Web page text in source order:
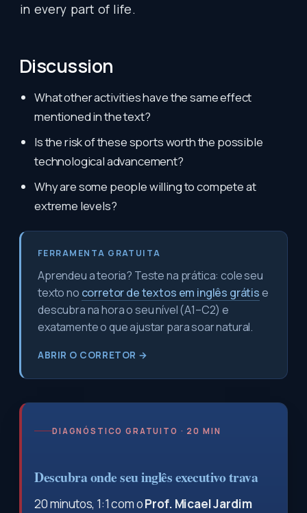
in every part of life.
Discussion
What other activities have the same effect
mentioned in the text?
Is the risk of these sports worth the possible
technological advancement?
Why are some people willing to compete at
extreme levels?
FERRAMENTA GRATUITA
Aprendeu a teoria? Teste na prática: cole seu
texto no corretor de textos em inglês grátise
descubra na hora o seu nível (A1–C2) e
exatamente o que ajustar para soar natural.
ABRIR O CORRETOR →
DIAGNÓSTICO GRATUITO · 20 MIN
Descubra onde seu inglês executivo trava
20 minutos, 1:1 com oProf. Micael Jardim